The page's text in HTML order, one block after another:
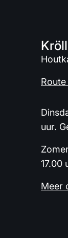
uur.
17.00
Meer